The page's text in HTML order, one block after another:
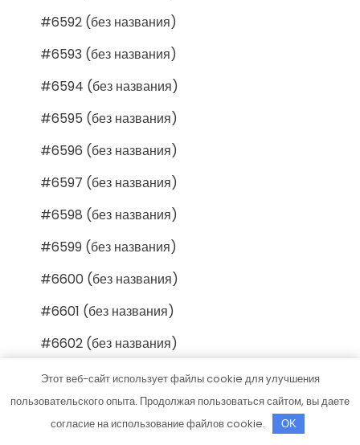
#6592 (без названия)
#6593 (без названия)
#6594 (без названия)
#6595 (без названия)
#6596 (без названия)
#6597 (без названия)
#6598 (без названия)
#6599 (без названия)
#6600 (без названия)
#6601 (без названия)
#6602 (без названия)
#6603 (без названия)
#6604 (без названия)
Этот веб-сайт использует файлы cookie для улучшения
пользовательского опыта. Продолжая пользоваться сайтом, вы даете
согласие на использование файлов cookie.
OK